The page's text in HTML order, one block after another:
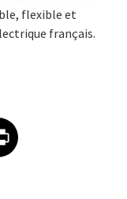
flexible et
français.
on Print